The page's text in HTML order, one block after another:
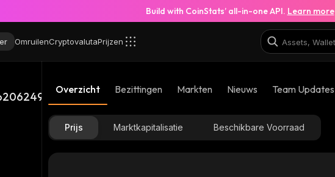
Build with CoinStats’ all-in-one API. Learn more
OmruilenCryptovalutaPrijzen
eth_1lp-eth-
Overzicht Bezittingen Markten Nieuws Team Updates
Prijs Marktkapitalisatie Beschikbare Voorraad